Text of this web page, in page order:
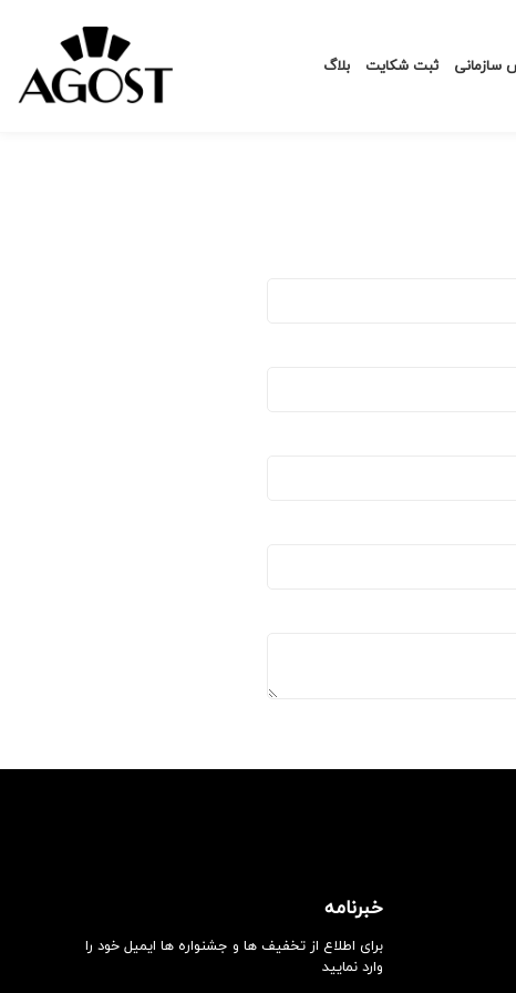
سازمانی ثبت شکایت بلاگ
خبرنامه
برای اطلاع از تخفیف ها و جشنواره ها ایمیل خود را
وارد نمایید